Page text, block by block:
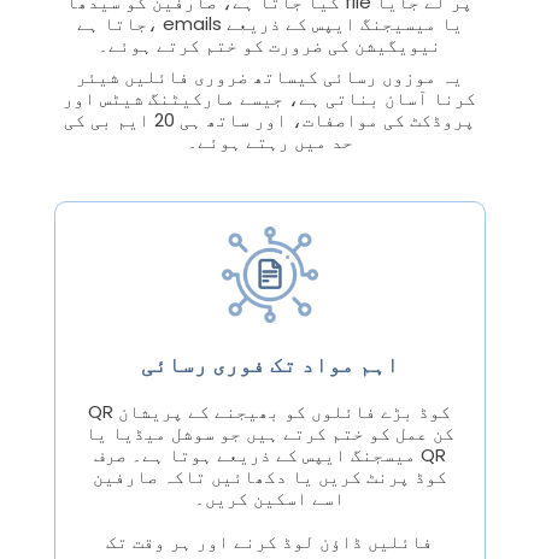
جاتا ہے، emails یا میسیجنگ ایپس کے ذریعے
نیویگیشن کی ضرورت کو ختم کرتے ہوئے۔
یہ موزوں رسائی کیساتھ ضروری فائلیں شیئر
کرنا آسان بناتی ہے، جیسے مارکیٹنگ شیٹس اور
پروڈکٹ کی مواصفات، اور ساتھ ہی 20 ایم بی کی
حد میں رہتے ہوئے۔
اہم مواد تک فوری رسائی
QR کوڈ بڑے فائلوں کو بھیجنے کے پریشان
کن عمل کو ختم کرتے ہیں جو سوشل میڈیا یا
میسجنگ ایپس کے ذریعے ہوتا ہے۔ صرف QR
کوڈ پرنٹ کریں یا دکھائیں تاکہ صارفین
اسے اسکین کریں۔
فائلیں ڈاؤن لوڈ کرنے اور ہر وقت تک